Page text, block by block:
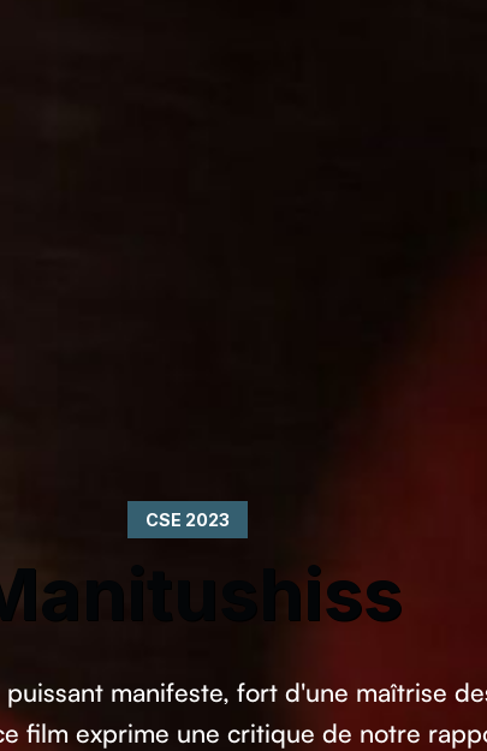
CSE 2023
manifeste, fort d'une maîtrise
film exprime une critique de notre